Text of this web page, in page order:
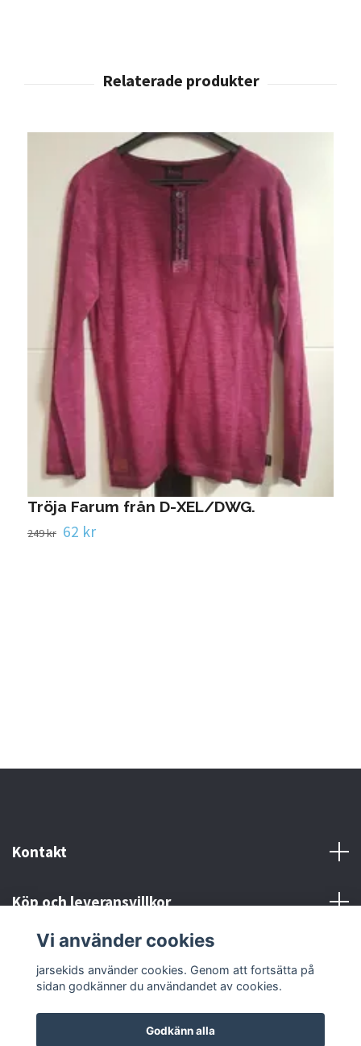
Tröja Farum från D-XEL/DWG.
249 kr 62 kr
Kontakt
Köp och leveransvillkor
Sociala medier
Vi använder cookies
jarsekids använder cookies. Genom att fortsätta på
sidan godkänner du användandet av cookies.
Godkänn alla